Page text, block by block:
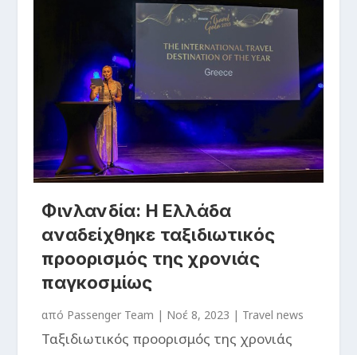
Φινλανδία: Η Ελλάδα
αναδείχθηκε ταξιδιωτικός
προορισμός της χρονιάς
παγκοσμίως
από Passenger Team | Νοέ 8, 2023 | Travel news
Ταξιδιωτικός προορισμός της χρονιάς